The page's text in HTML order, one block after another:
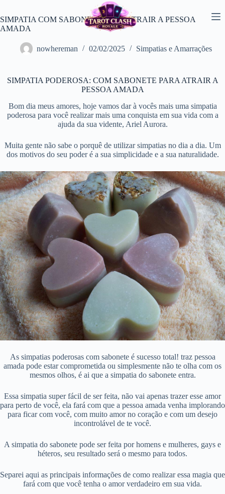
o
conteúdo
SIMPATIA COM SABONETE PARA ATRAIR A PESSOA
AMADA
nowhereman 02/02/2025 Simpatias e Amarrações
SIMPATIA PODEROSA: COM SABONETE PARA ATRAIR A
PESSOA AMADA
Bom dia meus amores, hoje vamos dar à vocês mais uma simpatia
poderosa para você realizar mais uma conquista em sua vida com a
ajuda da sua vidente, Ariel Aurora.
Muita gente não sabe o porquê de utilizar simpatias no dia a dia. Um
dos motivos do seu poder é a sua simplicidade e a sua naturalidade.
As simpatias poderosas com sabonete é sucesso total! traz pessoa
amada pode estar comprometida ou simplesmente não te olha com os
mesmos olhos, é ai que a simpatia do sabonete entra.
Essa simpatia super fácil de ser feita, não vai apenas trazer esse amor
para perto de você, ela fará com que a pessoa amada venha implorando
para ficar com você, com muito amor no coração e com um desejo
incontrolável de te você.
A simpatia do sabonete pode ser feita por homens e mulheres, gays e
héteros, seu resultado será o mesmo para todos.
Separei aqui as principais informações de como realizar essa magia que
fará com que você tenha o amor verdadeiro em sua vida.